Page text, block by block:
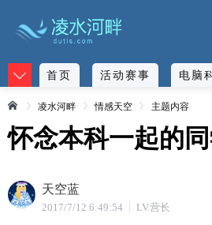
首页 活动赛事 电脑
凌水河畔 情感天空 主题内容
怀念本科一起的
天空蓝
2017/7/12 6:49:54 LV.营长